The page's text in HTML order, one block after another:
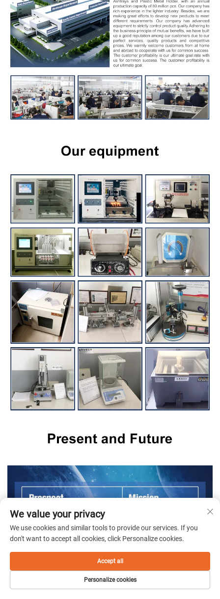
We value your privacy
We use cookies and similar tools to provide our services. If you
don't want to accept all cookies, click Personalize cookies.
Personalize cookies
Accept all